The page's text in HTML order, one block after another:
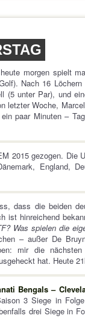
morgen spielt
Nach 16
(5 unter Par), und
letzter Woche,
paar Minuten –
2015 gezogen.
England,
dass die beiden
ist hinreichend
Was spielen die
– außer De
mir die
hat. Heute
Bengals –
3 Siege in
drei Siege in